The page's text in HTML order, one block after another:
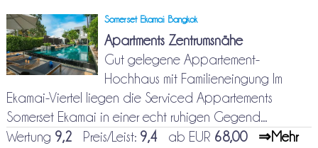
Somerset Ekamai Bangkok
Apartments Zentrumsnähe
Gut gelegene Appartement-
Hochhaus mit Familieneingung Im
Ekamai-Viertel liegen die Serviced Appartements
Somerset Ekamai in einer echt ruhigen Gegend...
Wertung 9,2 Preis/Leist: 9,4ab EUR 68,00
⇒Mehr